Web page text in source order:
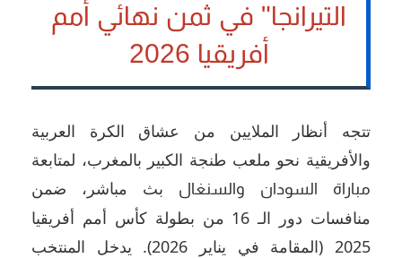
التيرانجا" في ثمن نهائي أمم
أفريقيا 2026
تتجه أنظار الملايين من عشاق الكرة العربية
والأفريقية نحو ملعب طنجة الكبير بالمغرب، لمتابعة
مباراة السودان والسنغال
بث مباشر، ضمن
منافسات دور الـ 16 من بطولة كأس أمم أفريقيا
2025 (المقامة في يناير 2026). يدخل المنتخب